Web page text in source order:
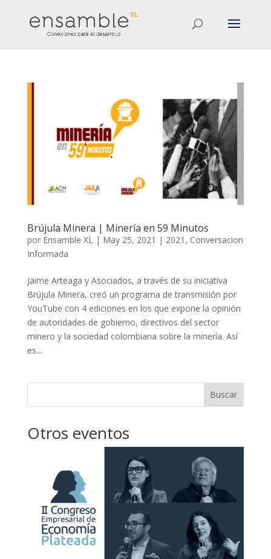
Brújula Minera | Minería en 59 Minutos
por Ensamble XL | May 25, 2021 | 2021 , Conversacion
Informada
Jaime Arteaga y Asociados, a través de su iniciativa
Brújula Minera, creó un programa de transmisión por
YouTube con 4 ediciones en los que expone la opinión
de autoridades de gobierno, directivos del sector
minero y la sociedad colombiana sobre la minería. Así
es...
Buscar
Otros eventos